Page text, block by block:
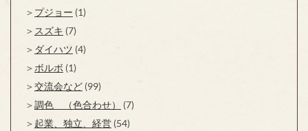
プジョー (1)
スズキ (7)
ダイハツ (4)
ボルボ (1)
交流会など (99)
調色 （色合わせ）
(7)
起業、独立、経営 (54)